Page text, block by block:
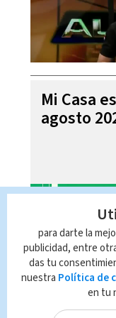
Mi Casa
agosto
para darte la
publicidad, entre
das tu
nuestra Política de
en tu